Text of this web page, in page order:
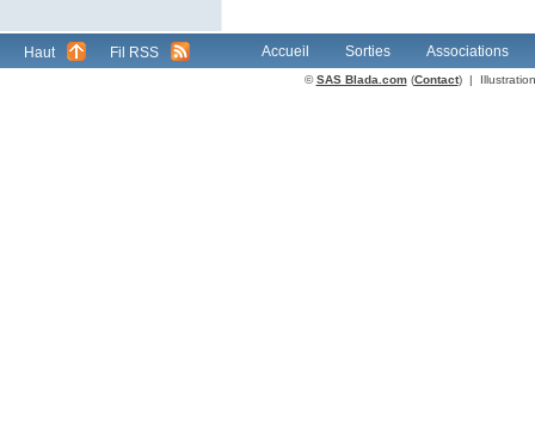
Haut Fil RSS Accueil Sorties Associations
©SAS Blada.com(Contact) |